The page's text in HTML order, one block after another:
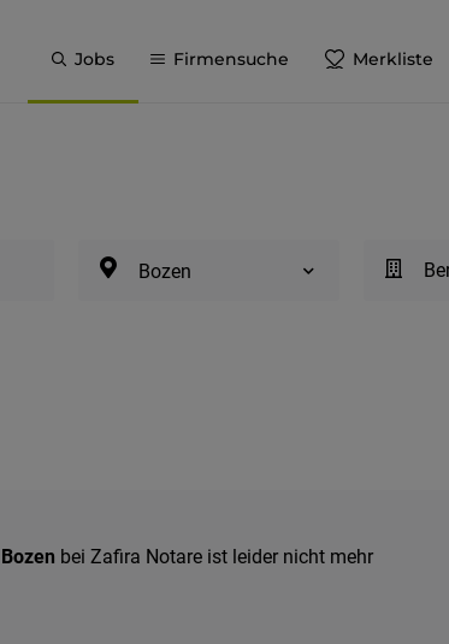
Jobs Firmensuche Merkliste
Bozen
Bozen bei Zafira Notare ist leider nicht mehr